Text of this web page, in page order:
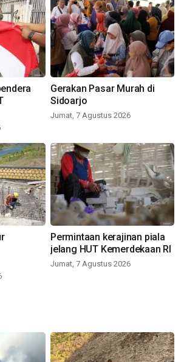
Gerakan Pasar Murah di
Sidoarjo
Jumat, 7 Agustus 2026
Permintaan kerajinan piala
jelang HUT Kemerdekaan RI
Jumat, 7 Agustus 2026